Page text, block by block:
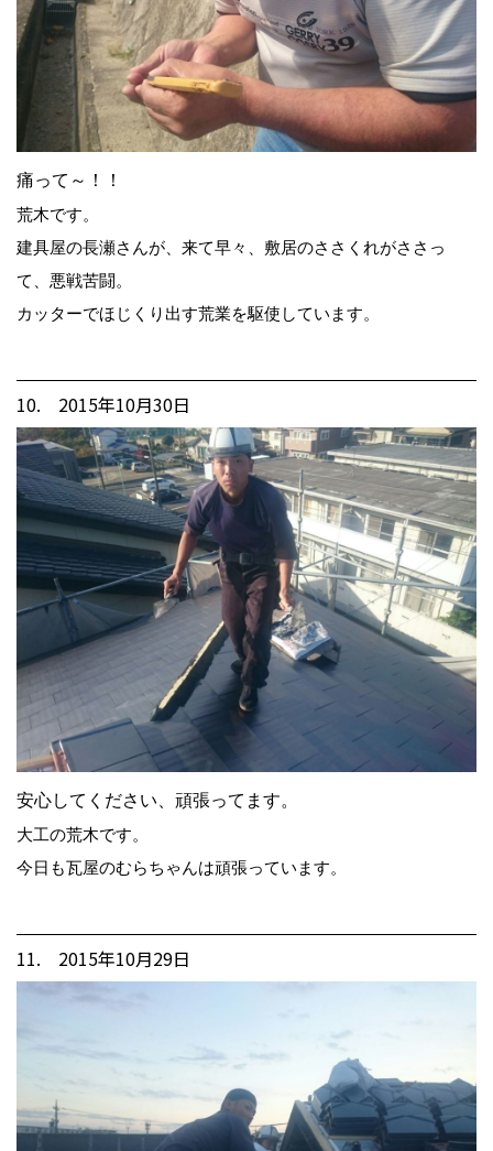
痛って～！！
荒木です。
建具屋の長瀬さんが、来て早々、敷居のささくれがささっ
て、悪戦苦闘。
カッターでほじくり出す荒業を駆使しています。
10. 2015年10月30日
安心してください、頑張ってます。
大工の荒木です。
今日も瓦屋のむらちゃんは頑張っています。
11. 2015年10月29日